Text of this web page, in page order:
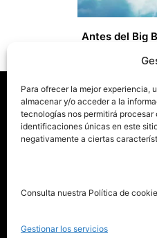
Para ofrecer la mejor experiencia,
almacenar y/o acceder a la
tecnologías nos permitirá
identificaciones únicas en este
negativamente a ciertas
Consulta nuestra Política de
Gestionar los servicios
pionero de
911 413 306